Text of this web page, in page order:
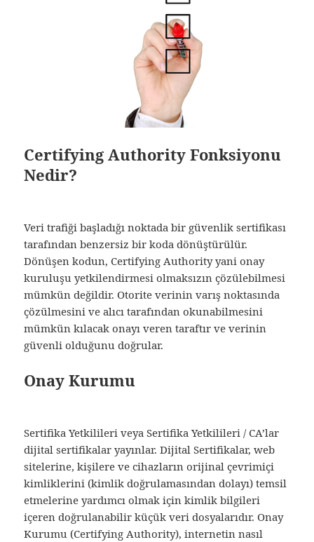
Certifying Authority Fonksiyonu
Nedir?
Veri trafiği başladığı noktada bir güvenlik sertifikası
tarafından benzersiz bir koda dönüştürülür.
Dönüşen kodun, Certifying Authority yani onay
kuruluşu yetkilendirmesi olmaksızın çözülebilmesi
mümkün değildir. Otorite verinin varış noktasında
çözülmesini ve alıcı tarafından okunabilmesini
mümkün kılacak onayı veren taraftır ve verinin
güvenli olduğunu doğrular.
Onay Kurumu
Sertifika Yetkilileri veya Sertifika Yetkilileri / CA’lar
dijital sertifikalar yayınlar. Dijital Sertifikalar, web
sitelerine, kişilere ve cihazların orijinal çevrimiçi
kimliklerini (kimlik doğrulamasından dolayı) temsil
etmelerine yardımcı olmak için kimlik bilgileri
içeren doğrulanabilir küçük veri dosyalarıdır. Onay
Kurumu (Certifying Authority), internetin nasıl